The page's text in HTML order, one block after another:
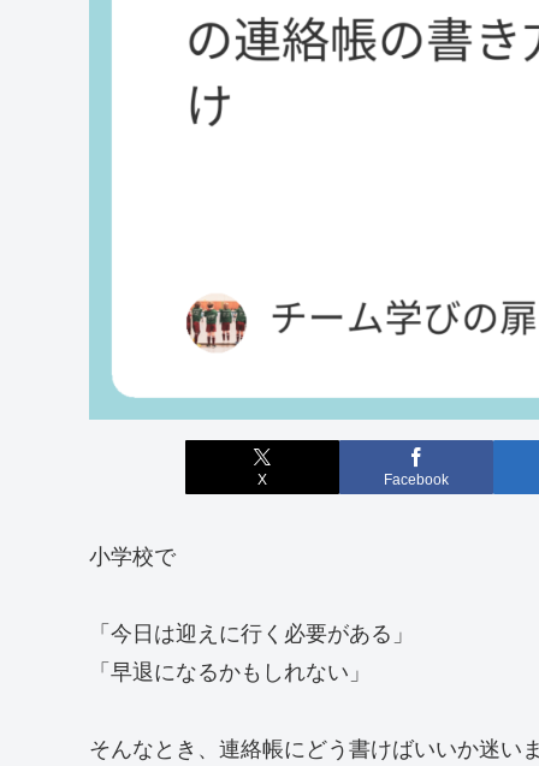
X Facebook
小学校で
「今日は迎えに行く必要がある」
「早退になるかもしれない」
そんなとき、連絡帳にどう書けばいいか迷い